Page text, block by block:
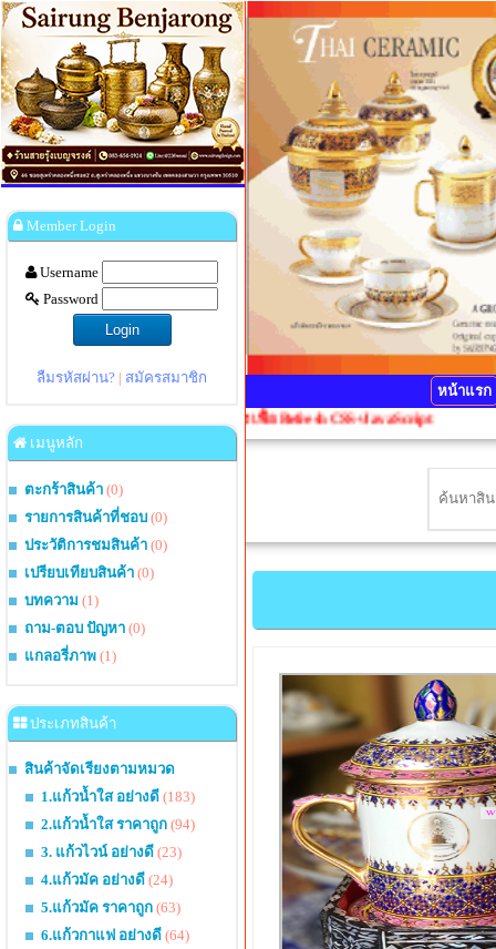
Member Login
Username
Password
ลืมรหัสผ่าน? | สมัครสมาชิก
เมนูหลัก
ตะกร้าสินค้า (0)
รายการสินค้าที่ชอบ (0)
ประวัติการชมสินค้า (0)
เปรียบเทียบสินค้า (0)
บทความ (1)
ถาม-ตอบ ปัญหา (0)
แกลอรี่ภาพ (1)
ประเภทสินค้า
สินค้าจัดเรียงตามหมวด
1.แก้วน้ำใส อย่างดี (183)
2.แก้วน้ำใส ราคาถูก (94)
3. แก้วไวน์ อย่างดี (23)
4.แก้วมัค อย่างดี (24)
5.แก้วมัค ราคาถูก (63)
6.แก้วกาแฟ อย่างดี (64)
หน้าแรก
รุณากดปุ่ม Ctrl+F5 1 ครั้งเพื่อ Refresh CSS+JavaScript